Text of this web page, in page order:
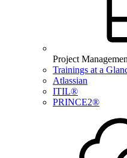
Project
Trainings at a
Atlassian
ITIL®
PRINCE2®